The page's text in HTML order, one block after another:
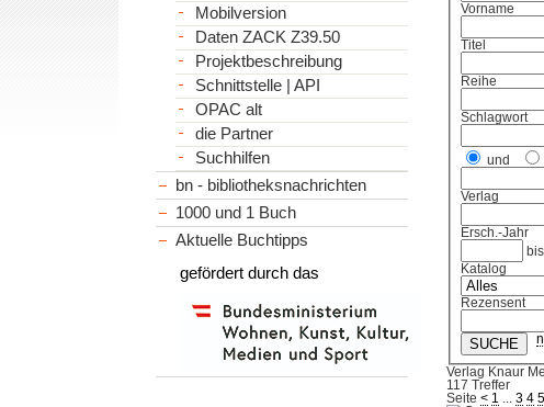
Vorname
Titel
Reihe
Schlagwort
und
Verlag
Ersch.-Jahr
bis
Katalog
Rezensent
Verlag Knaur
117 Treffer
Seite< 1 ...3 4 5
Mobilversion
Daten ZACK Z39.50
Projektbeschreibung
Schnittstelle | API
OPAC alt
die Partner
Suchhilfen
bn - bibliotheksnachrichten
1000 und 1 Buch
Aktuelle Buchtipps
gefördert durch das